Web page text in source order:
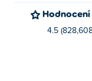
Hodnocení
4.5